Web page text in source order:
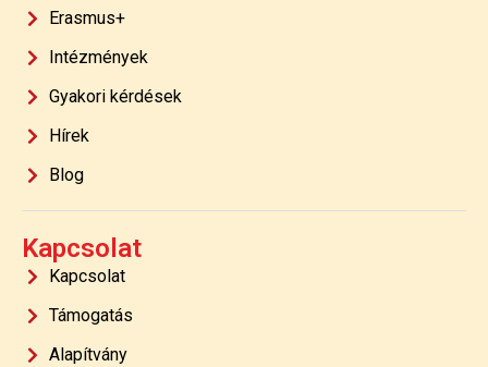
Erasmus+
Intézmények
Gyakori kérdések
Hírek
Blog
Kapcsolat
Kapcsolat
Támogatás
Alapítvány